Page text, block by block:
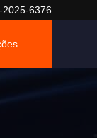
2025-6376